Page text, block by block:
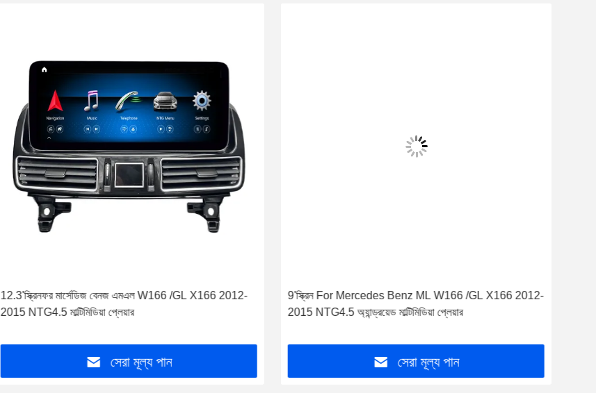
12.3'স্ক্রিনফর মার্সেডিজ বেনজ এমএল W166 /GL X166 2012-
2015 NTG4.5 মাল্টিমিডিয়া প্লেয়ার
সেরা মূল্য পান
9'স্ক্রিন For Mercedes Benz ML W166 /GL X166 2012-
2015 NTG4.5 অ্যান্ড্রয়েড মাল্টিমিডিয়া প্লেয়ার
সেরা মূল্য পান